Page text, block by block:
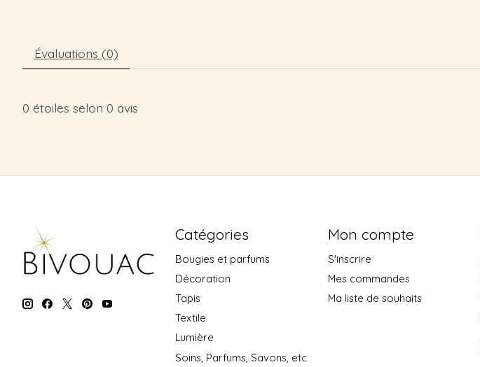
Évaluations (0)
0 étoiles selon 0 avis
Catégories
Bougies et parfums
Décoration
Tapis
Textile
Lumière
Soins, Parfums, Savons, etc
Mon compte
S'inscrire
Mes commandes
Ma liste de souhaits